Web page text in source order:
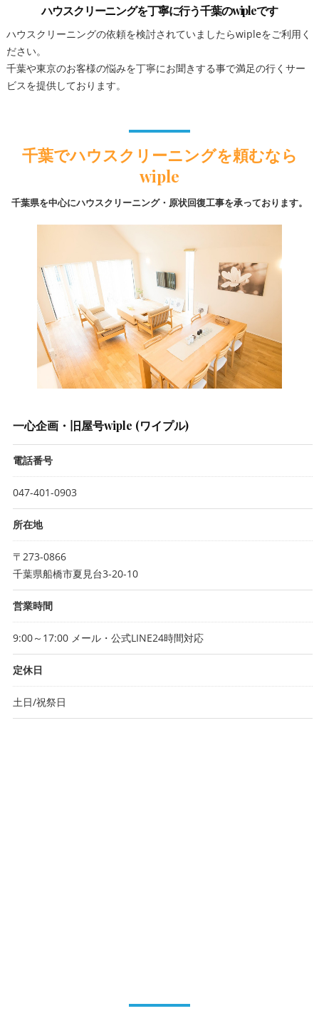
ハウスクリーニングを丁寧に行う千葉のwipleです
ハウスクリーニングの依頼を検討されていましたらwipleをご利用く
ださい。
千葉や東京のお客様の悩みを丁寧にお聞きする事で満足の行くサー
ビスを提供しております。
千葉でハウスクリーニングを頼むなら
wiple
千葉県を中心にハウスクリーニング・原状回復工事を承っております。
一心企画・旧屋号wiple (ワイプル)
電話番号
047-401-0903
所在地
〒273-0866
千葉県船橋市夏見台3-20-10
営業時間
9:00～17:00 メール・公式LINE24時間対応
定休日
土日/祝祭日